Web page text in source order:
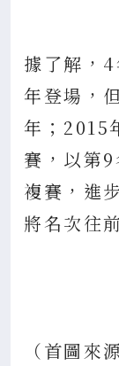
據了解，
年登場，
年；2015
賽，以第
複賽，進
將名次往
（首圖